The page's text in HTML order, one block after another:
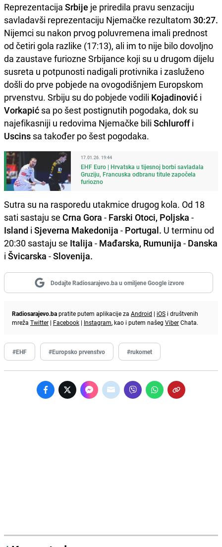
Reprezentacija Srbije je priredila pravu senzaciju
savladavši reprezentaciju Njemačke rezultatom 30:27.
Nijemci su nakon prvog poluvremena imali prednost
od četiri gola razlike (17:13), ali im to nije bilo dovoljno
da zaustave furiozne Srbijance koji su u drugom dijelu
susreta u potpunosti nadigali protivnika i zasluženo
došli do prve pobjede na ovogodišnjem Europskom
prvenstvu. Srbiju su do pobjede vodili Kojadinović i
Vorkapić sa po šest postignutih pogodaka, dok su
najefikasniji u redovima Njemačke bili Schluroffi
Uscins sa također po šest pogodaka.
17.01.26. 19:44
EHF Euro | Hrvatska u tijesnoj borbi savladala
Gruziju, Francuska odbranu titule započela
furiozno
Sutra su na rasporedu utakmice drugog kola. Od 18
sati sastaju se Crna Gora - Farski Otoci, Poljska -
Island i Sjeverna Makedonija - Portugal. U terminu od
20:30 sastaju se Italija - Mađarska, Rumunija - Danska
i Švicarska -Slovenija.
Dodajte Radiosarajevo.ba u omiljene Google izvore
Radiosarajevo.bapratite putem aplikacije za Android | iOS i društvenih
mreža Twitter | Facebook | Instagram, kao i putem našeg ViberChata.
#EHF #Europsko prvenstvo #rukomet